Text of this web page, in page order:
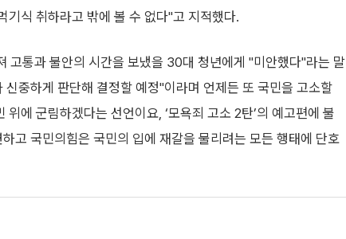
기식 취하라고 밖에 볼 수 없다"고 지적했다.
고통과 불안의 시간을 보냈을 30대 청년에게 "미안했다"라는 말
중하게 판단해 결정할 예정"이라며 언제든 또 국민을 고소할
에 군림하겠다는 선언이요, ‘모욕죄 고소 2탄’의 예고편에 불
고 국민의힘은 국민의 입에 재갈을 물리려는 모든 행태에 단호